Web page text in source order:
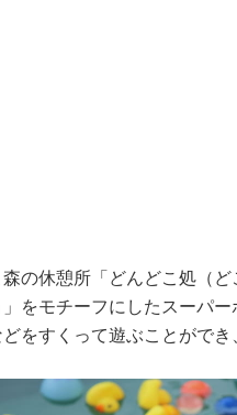
の休憩所「どんどこ処（
」をモチーフにしたスーパ
をすくって遊ぶことができ